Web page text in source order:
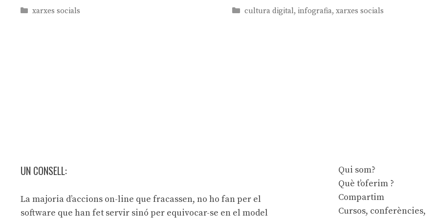
Categories
xarxes socials Categories
cultura digital, infografia, xarxes socials
UN CONSELL:
La majoria d’accions on-line que fracassen, no ho fan per el
software que han fet servir sinó per equivocar-se en el model
Qui som?
Què t’oferim ?
Compartim
Cursos, conferències,